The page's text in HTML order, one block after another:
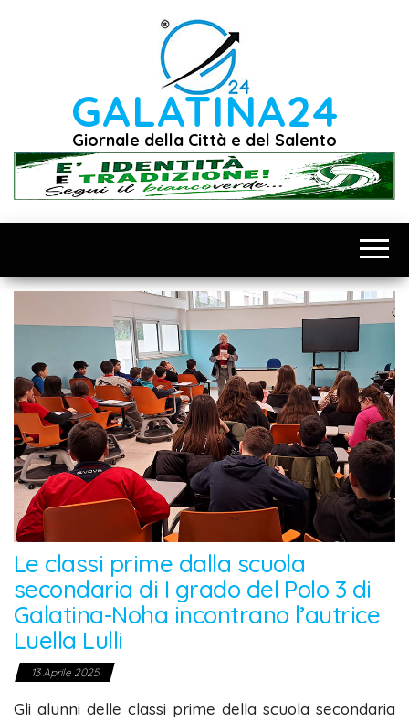
GALATINA24
Giornale della Città e del Salento
Le classi prime dalla scuola
secondaria di I grado del Polo 3 di
Galatina-Noha incontrano l’autrice
Luella Lulli
13 Aprile 2025
Gli alunni delle classi prime della scuola secondaria